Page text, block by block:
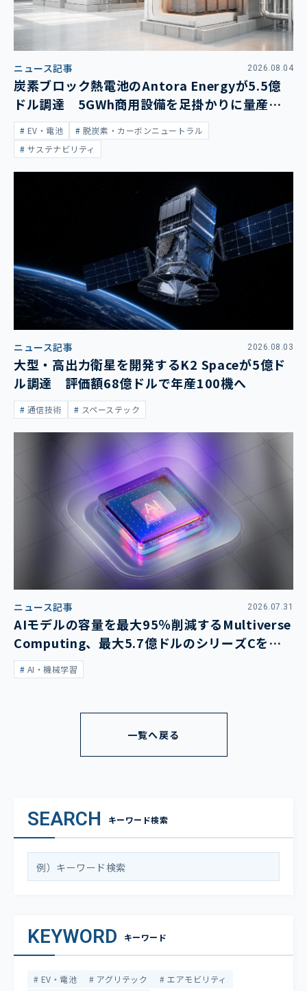
ニュース記事 2026.08.04
炭素ブロック熱電池のAntora Energyが5.5億
ドル調達 5GWh商用設備を足掛かりに量産拡
大EV・電池
脱炭素・カーボンニュートラル
サステナビリティ
ニュース記事 2026.08.03
大型・高出力衛星を開発するK2 Spaceが5億ド
ル調達 評価額68億ドルで年産100機へ
通信技術 スペーステック
ニュース記事 2026.07.31
AIモデルの容量を最大95％削減するMultiverse
Computing、最大5.7億ドルのシリーズCを発
表AI・機械学習
一覧へ戻る
SEARCH キーワード検索
KEYWORD キーワード
EV・電池 アグリテック
エアモビリティ